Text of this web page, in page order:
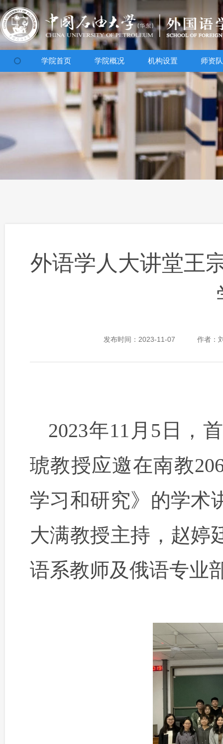
学院首页 学院概况 机构设置 师资
外语学人大讲堂王
发布时间：2023-11-07 作者：
2023年11月5日
，
琥教授应邀在南教
学习和研究》的学术
大满教授主持，赵婷
语系教师及俄语专业